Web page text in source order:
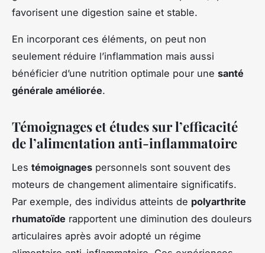
favorisent une digestion saine et stable.
En incorporant ces éléments, on peut non
seulement réduire l’inflammation mais aussi
bénéficier d’une nutrition optimale pour une santé
générale améliorée.
Témoignages et études sur l’efficacité
de l’alimentation anti-inflammatoire
Les témoignages personnels sont souvent des
moteurs de changement alimentaire significatifs.
Par exemple, des individus atteints de polyarthrite
rhumatoïde rapportent une diminution des douleurs
articulaires après avoir adopté un régime